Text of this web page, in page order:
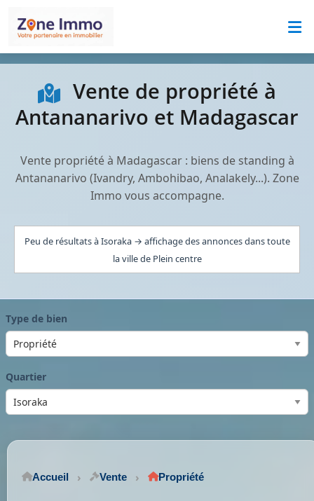
Vente de propriété à
Antananarivo et Madagascar
Vente propriété à Madagascar : biens de standing à
Antananarivo (Ivandry, Ambohibao, Analakely...). Zone
Immo vous accompagne.
Peu de résultats à Isoraka → affichage des annonces dans toute
la ville de Plein centre
Type de bien
Quartier
Accueil Vente Propriété